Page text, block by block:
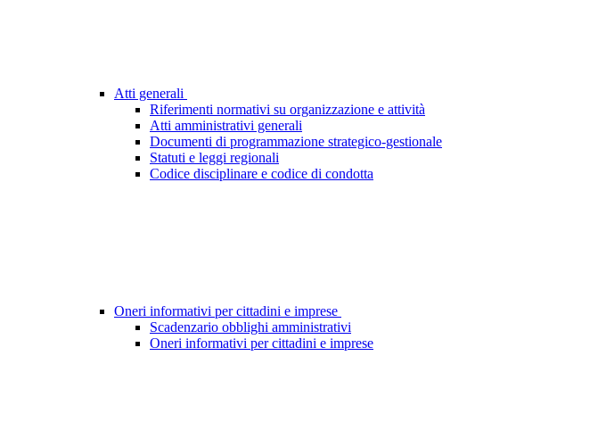
Atti generali
Riferimenti normativi su organizzazione e attività
Atti amministrativi generali
Documenti di programmazione strategico-gestionale
Statuti e leggi regionali
Codice disciplinare e codice di condotta
Oneri informativi per cittadini e imprese
Scadenzario obblighi amministrativi
Oneri informativi per cittadini e imprese